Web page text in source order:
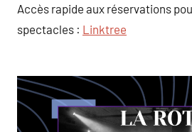
Accès rapide aux réservations
spectacles : Linktree